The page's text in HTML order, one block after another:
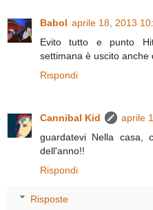
Babol aprile 18, 2013
Evito tutto e punto
settimana è uscito anche
Rispondi
Cannibal Kid
aprile
guardatevi Nella casa,
dell'anno!!
Rispondi
Risposte